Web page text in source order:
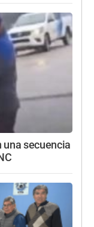
una secuencia